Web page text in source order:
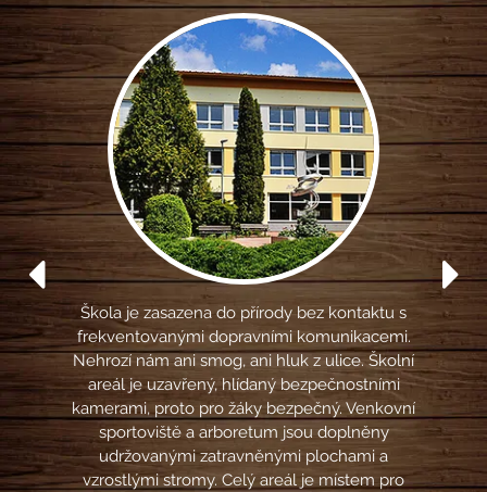
Škola je zasazena do přírody bez kontaktu s
frekventovanými dopravními komunikacemi.
Nehrozí nám ani smog, ani hluk z ulice. Školní
areál je uzavřený, hlídaný bezpečnostními
kamerami, proto pro žáky bezpečný. Venkovní
sportoviště a arboretum jsou doplněny
udržovanými zatravněnými plochami a
vzrostlými stromy. Celý areál je místem pro
Předchozí